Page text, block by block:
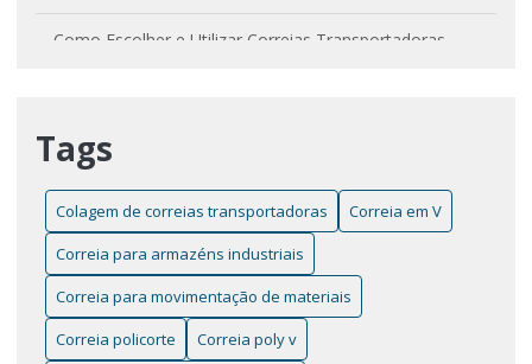
Como Escolher e Utilizar Correias Transportadoras
Aumentar a Durabilidade da Sua Máquina
Correia em V: Entenda sua Importância e Aplicações
Essenciais na Indústria
Correia Policorte: O Guia Completo para Escolher a Ideal
Correia Poly V: Por Que é Essencial para o Desempenho
do Seu Veículo
Tags
Colagem de correias transportadoras
Correia em V
Correia para armazéns industriais
Correia para movimentação de materiais
Correia policorte
Correia poly v